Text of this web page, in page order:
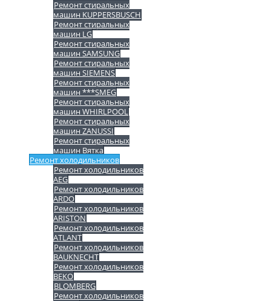
Ремонт стиральных
машин KUPPERSBUSCH
Ремонт стиральных
машин LG
Ремонт стиральных
машин SAMSUNG
Ремонт стиральных
машин SIEMENS
Ремонт стиральных
машин ***SMEG
Ремонт стиральных
машин WHIRLPOOL
Ремонт стиральных
машин ZANUSSI
Ремонт стиральных
машин Вятка
Ремонт холодильников
Ремонт холодильников
AEG
Ремонт холодильников
ARDO
Ремонт холодильников
ARISTON
Ремонт холодильников
ATLANT
Ремонт холодильников
BAUKNECHT
Ремонт холодильников
BEKO
BLOMBERG
Ремонт холодильников